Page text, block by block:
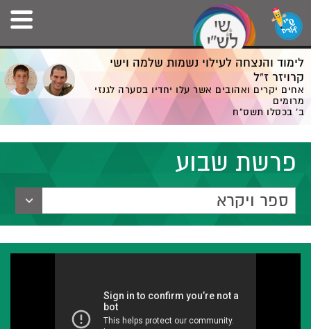
לימוד והנצחה לעילוי נשמות שלמה וישי
קרויזר ז”ל
אחים יקרים ואהובים אשר עלו יחדיו בסערה לגנזי
מרומים
ב' בכסלו תשס”ח
פרשת שבוע
ספר ויקרא